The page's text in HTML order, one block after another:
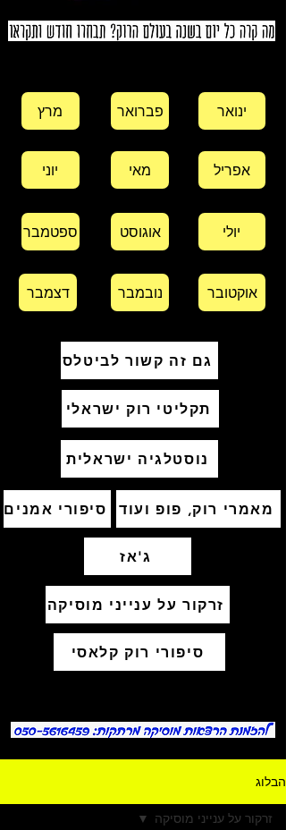
מרץ
יוני
ספטמבר
דצמבר
פברואר
מאי
ינואר
אפריל
אוגוסט
נובמבר
יולי
אוקטובר
גם זה קשור לביטלס
תקליטי רוק ישראלי
נוסטלגיה ישראלית
סיפורי אמנים מאמרי רוק, פופ ועוד
ג'אז
זרקור על ענייני מוסיקה
סיפורי רוק קלאסי
הבלוג
זרקור על ענייני מוסיקה